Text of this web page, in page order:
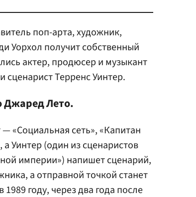
поп-арта, художник,
Уорхол получит собственный
актер, продюсер и музыкант
Терренс Уинтер.
Джаред Лето.
«Социальная сеть», «Капитан
Уинтер (один из сценаристов
империи») напишет сценарий,
а отправной точкой станет
году, через два года после